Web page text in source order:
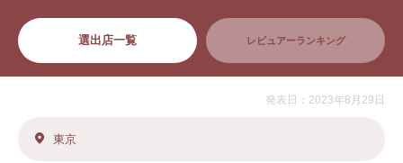
選出店一覧 レビュアーランキング
発表日：2023年8月29日
東京